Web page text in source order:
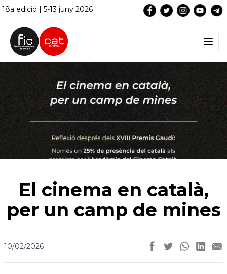
18a edició | 5-13 juny 2026
El cinema en català,
per un camp de mines
10/02/2026